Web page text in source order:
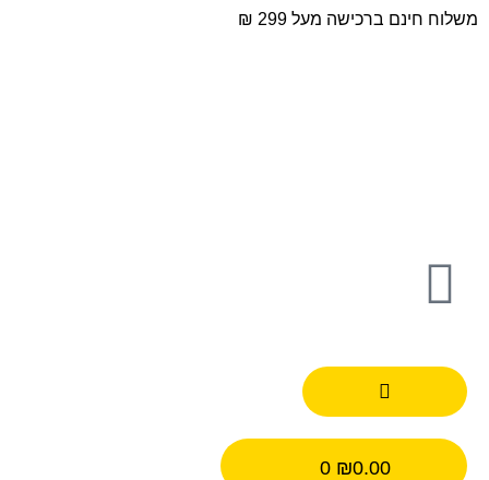
משלוח חינם ברכישה מעל 299 ₪
₪0.00
0